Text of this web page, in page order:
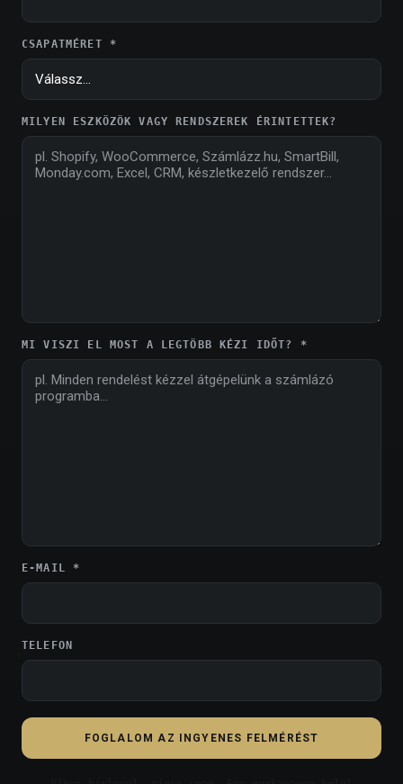
CSAPATMÉRET *
MILYEN ESZKÖZÖK VAGY RENDSZEREK ÉRINTETTEK?
MI VISZI EL MOST A LEGTÖBB KÉZI IDŐT? *
E-MAIL *
TELEFON